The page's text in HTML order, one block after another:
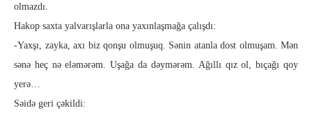
olmazdı.
Hakop saxta yalvarışlarla ona yaxınlaşmağa çalışdı:
-Yaxşı, zayka, axı biz qonşu olmuşuq. Sənin atanla dost ol­mu­şam. Mən
sənə heç nə eləmərəm. Uşağa da dəymərəm. Ağıl­lı qız ol, bıçağı qoy
yerə…
Səidə geri çəkildi: